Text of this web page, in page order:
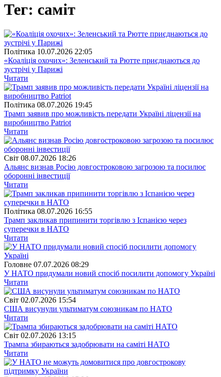
Тег: саміт
Полiтика 10.07.2026 22:05
«Коаліція охочих»: Зеленський та Рютте приєднаються до
зустрічі у Парижі
Читати
Полiтика 08.07.2026 19:45
Трамп заявив про можливість передати Україні ліцензії на
виробництво Patriot
Читати
Свiт 08.07.2026 18:26
Альянс визнав Росію довгостроковою загрозою та посилює
оборонні інвестиції
Читати
Полiтика 08.07.2026 16:55
Трамп закликав припинити торгівлю з Іспанією через
суперечки в НАТО
Читати
Головне 07.07.2026 08:29
У НАТО придумали новий спосіб посилити допомогу Україні
Читати
Свiт 02.07.2026 15:54
США висунули ультиматум союзникам по НАТО
Читати
Свiт 02.07.2026 13:15
Трампа збираються задобрювати на саміті НАТО
Читати